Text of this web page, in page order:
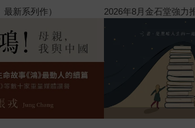
、被美國占領官員找碴、文稿寄出後莫名遺
際同情。 對赫西與蕭恩來說，他們嗅到了
這項任務的完美人選。二戰期間赫西始終謹
》裡他曾委婉地批評喬治．派頓將軍具有「
─── 就在羅斯、蕭恩與赫西三人仍在「閉
底保密，以至於《紐約客》團隊的員工都在
子浩劫的慘狀。 由於蕭恩強烈建議必須以
，他望著自己撰寫的創刊詞如此寫道：「
閱讀漫遊錄-2026上半年